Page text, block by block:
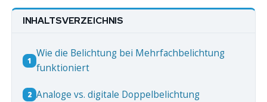
INHALTSVERZEICHNIS
1
Wie die Belichtung bei Mehrfachbelichtung
funktioniert
2 Analoge vs. digitale Doppelbelichtung